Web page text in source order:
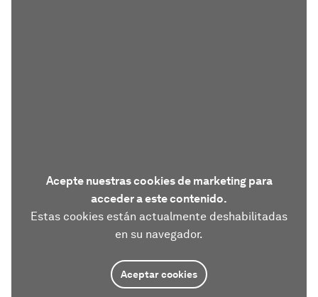
Acepte nuestras cookies de marketing para
acceder a este contenido.
Estas cookies están actualmente deshabilitadas
en su navegador.
Aceptar cookies